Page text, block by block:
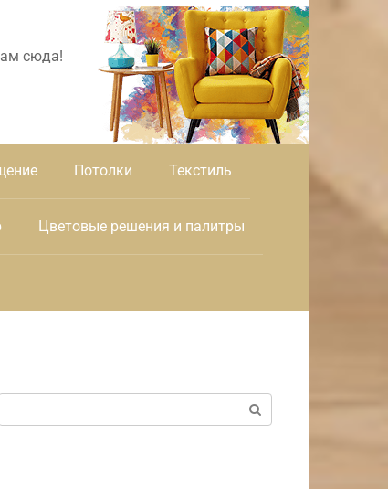
сюда!
Потолки Текстиль
Цветовые решения и палитры